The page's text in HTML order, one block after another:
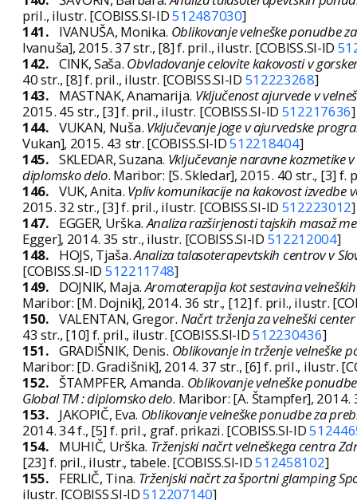
pril., ilustr. [COBISS.SI-ID512487030]
141.
IVANUŠA, Monika. Oblikovanje velneške ponudbe
Ivanuša], 2015. 37 str., [8] f. pril., ilustr. [COBISS.SI-ID
142. CINK, Saša. Obvladovanje celovite kakovosti v
40 str., [8] f. pril., ilustr. [COBISS.SI-ID 512223268]
143.
MASTNAK, Anamarija. Vključenost ajurvede v
2015. 45 str., [3] f. pril., ilustr. [COBISS.SI-ID 512217636]
144. VUKAN, Nuša. Vključevanje joge v ajurvedske
Vukan], 2015. 43 str. [COBISS.SI-ID512218404]
145. SKLEDAR, Suzana. Vključevanje naravne kozmetike
diplomsko delo. Maribor: [S. Skledar], 2015. 40 str., [3] f.
146. VUK, Anita. Vpliv komunikacije na kakovost izvedbe
2015. 32 str., [3] f. pril., ilustr. [COBISS.SI-ID 512223012]
147.
EGGER, Urška.Analiza razširjenosti tajskih masaž
Egger], 2014. 35 str., ilustr. [COBISS.SI-ID 512212004]
148.
HOJS, Tjaša.Analiza talasoterapevtskih centrov v
[COBISS.SI-ID 512211748]
149.
DOJNIK, Maja.Aromaterapija kot sestavina
Maribor: [M. Dojnik], 2014. 36 str., [12] f. pril., ilustr.
150. VALENTAN, Gregor. Načrt trženja za velneški
43 str., [10] f. pril., ilustr. [COBISS.SI-ID512230436]
151. GRADIŠNIK, Denis. Oblikovanje in trženje velneške
Maribor: [D. Gradišnik], 2014. 37 str., [6] f. pril., ilustr.
152. ŠTAMPFER, Amanda. Oblikovanje velneške
Global TM : diplomsko delo. Maribor: [A. Štampfer], 2014.
153.
JAKOPIČ, Eva. Oblikovanje velneške ponudbe za
2014. 34 f., [5] f. pril., graf. prikazi. [COBISS.SI-ID
154.
MUHIČ, Urška. Trženjski načrt velneškega centra
[23] f. pril., ilustr., tabele. [COBISS.SI-ID512458102]
155.
FERLIČ, Tina. Trženjski načrt za športni glamping
ilustr. [COBISS.SI-ID512207140]